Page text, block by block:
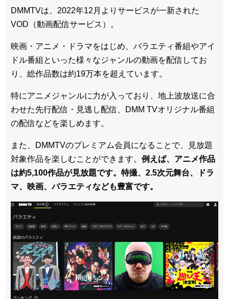
DMMTVは、2022年12月よりサービスが一新された
VOD（動画配信サービス）。
映画・アニメ・ドラマをはじめ、バラエティ番組やアイ
ドル番組といった様々なジャンルの動画を配信してお
り、総作品数は約19万本を超えています。
特にアニメジャンルに力が入っており、地上波放送に合
わせた先行配信・見逃し配信、DMM TVオリジナル番組
の配信などを楽しめます。
また、DMMTVのプレミアム会員になることで、見放題
対象作品を楽しむことができます。 例えば、アニメ作品
は約5,100作品が見放題です。特撮、2.5次元舞台、ドラ
マ、映画、バラエティなども豊富です。